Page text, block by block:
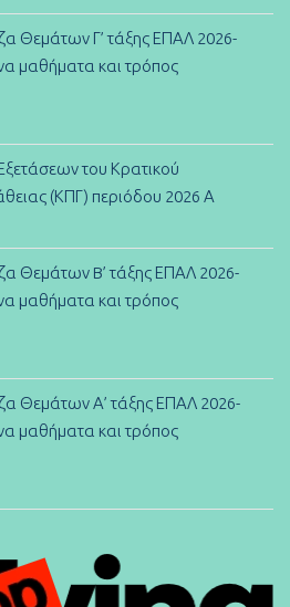
Θεμάτων Γ’ τάξης ΕΠΑΛ 2026-
μαθήματα και τρόπος
του Κρατικού
(ΚΠΓ) περιόδου 2026 Α
Θεμάτων B’ τάξης ΕΠΑΛ 2026-
μαθήματα και τρόπος
Θεμάτων Α’ τάξης ΕΠΑΛ 2026-
μαθήματα και τρόπος